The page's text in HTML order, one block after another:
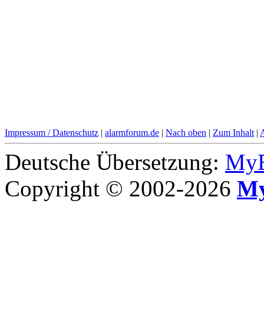
Impressum / Datenschutz | alarmforum.de | Nach oben | Zum Inhalt |
Deutsche Übersetzung:
Copyright © 2002-2026